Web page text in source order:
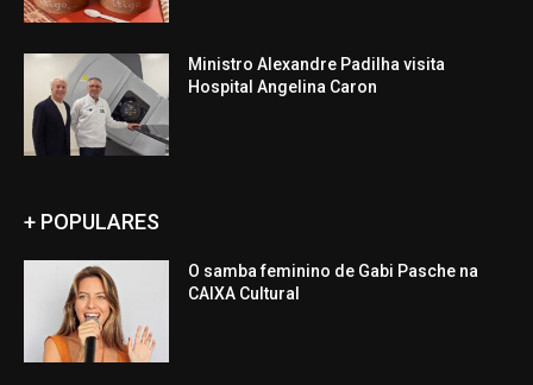
Ministro Alexandre Padilha visita
Hospital Angelina Caron
+ POPULARES
O samba feminino de Gabi Pasche na
CAIXA Cultural